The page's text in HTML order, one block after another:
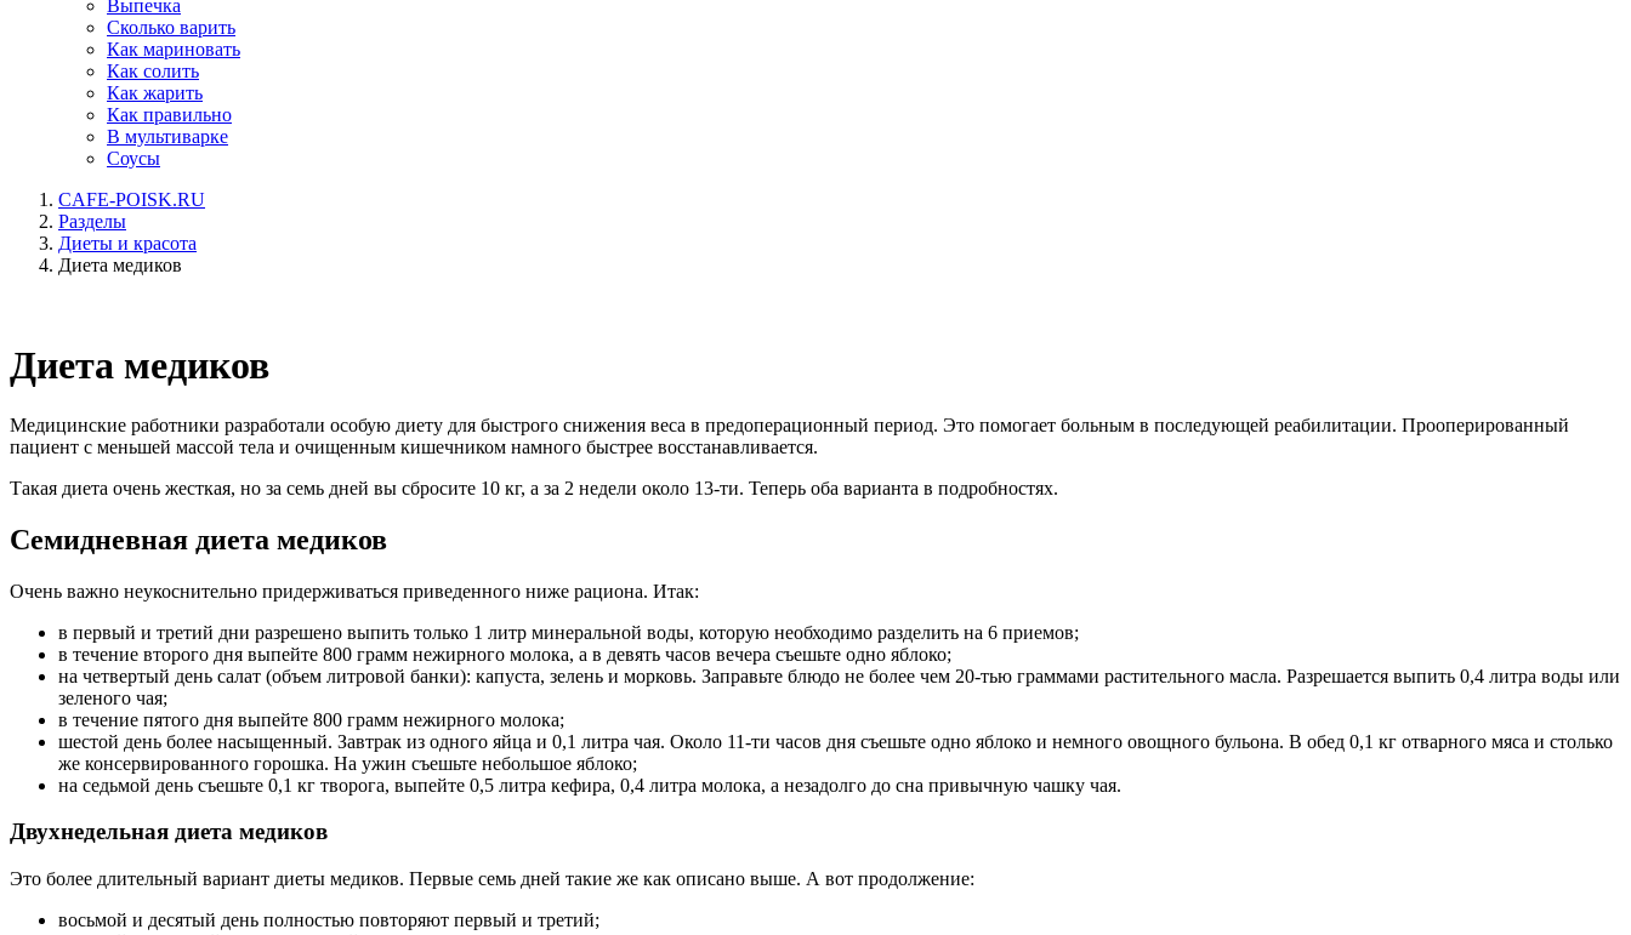
Выпечка
Сколько варить
Как мариновать
Как солить
Как жарить
Как правильно
В мультиварке
Соусы
CAFE-POISK.RU
Разделы
Диеты и красота
Диета медиков
Диета медиков
Медицинские работники разработали особую диету для быстрого снижения веса в предоперационный период. Это помогает больным в последующей реабилитации. Прооперированный
пациент с меньшей массой тела и очищенным кишечником намного быстрее восстанавливается.
Такая диета очень жесткая, но за семь дней вы сбросите 10 кг, а за 2 недели около 13-ти. Теперь оба варианта в подробностях.
Семидневная диета медиков
Очень важно неукоснительно придерживаться приведенного ниже рациона. Итак:
в первый и третий дни разрешено выпить только 1 литр минеральной воды, которую необходимо разделить на 6 приемов;
в течение второго дня выпейте 800 грамм нежирного молока, а в девять часов вечера съешьте одно яблоко;
на четвертый день салат (объем литровой банки): капуста, зелень и морковь. Заправьте блюдо не более чем 20-тью граммами растительного масла. Разрешается выпить 0,4 литра воды или
зеленого чая;
в течение пятого дня выпейте 800 грамм нежирного молока;
шестой день более насыщенный. Завтрак из одного яйца и 0,1 литра чая. Около 11-ти часов дня съешьте одно яблоко и немного овощного бульона. В обед 0,1 кг отварного мяса и столько
же консервированного горошка. На ужин съешьте небольшое яблоко;
на седьмой день съешьте 0,1 кг творога, выпейте 0,5 литра кефира, 0,4 литра молока, а незадолго до сна привычную чашку чая.
Двухнедельная диета медиков
Это более длительный вариант диеты медиков. Первые семь дней такие же как описано выше. А вот продолжение:
восьмой и десятый день полностью повторяют первый и третий;